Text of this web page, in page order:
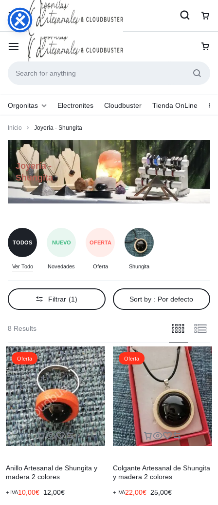
Orgonitas Electronites Cloudbuster Tienda OnLine
Inicio Joyería - Shungita
Joyería -
Shungita
TODOS
Ver Todo
NUEVO
Novedades
OFERTA
Oferta Shungita
Filtrar (1) Sort by : Por defecto
8 Results
Oferta
Anillo Artesanal de Shungita y
madera 2 colores
12,00€
10,00€
+ IVA
Oferta
Colgante Artesanal de Shungita
y madera 2 colores
25,00€
22,00€
+ IVA